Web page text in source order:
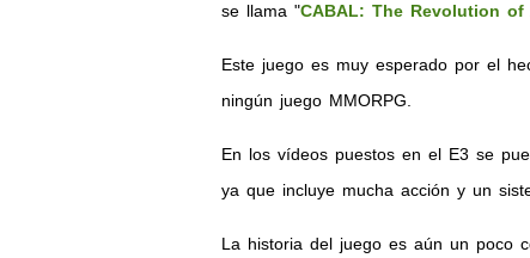
se llama "CABAL: The Revolution of
Este juego es muy esperado por el
ningún juego MMORPG.
En los vídeos puestos en el E3 se
ya que incluye mucha acción y un
La historia del juego es aún un poco